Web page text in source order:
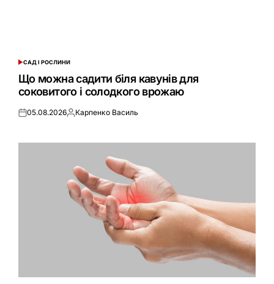
ОПУБЛІКУВАТИ
У
САД І РОСЛИНИ
Що можна садити біля кавунів для
соковитого і солодкого врожаю
Оприлюднено
05.08.2026Опубліковано
Карпенко Василь